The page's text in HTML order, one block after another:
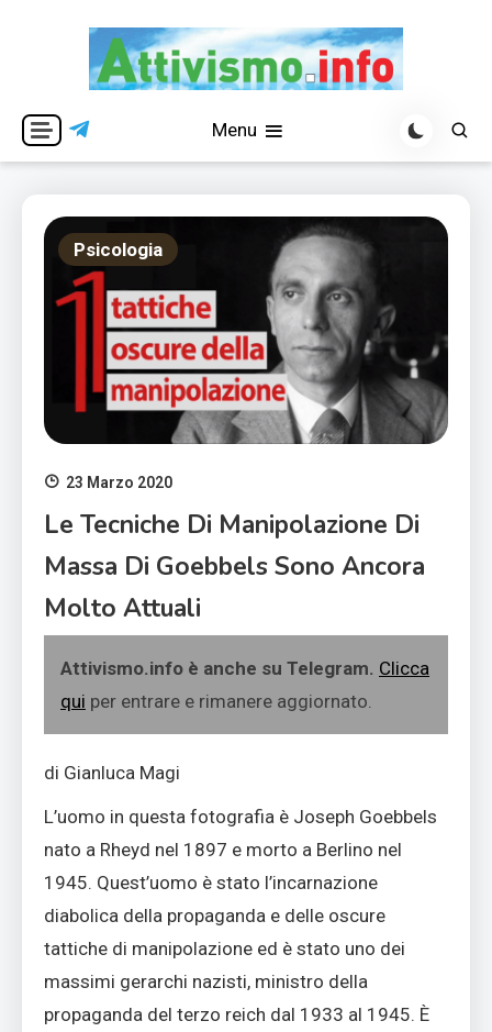
Attivismo.info
Menu
Psicologia
23 Marzo 2020
Le Tecniche Di Manipolazione Di
Massa Di Goebbels Sono Ancora
Molto Attuali
Attivismo.info è anche su Telegram. Clicca
qui per entrare e rimanere aggiornato.
di Gianluca Magi
L’uomo in questa fotografia è Joseph Goebbels
nato a Rheyd nel 1897 e morto a Berlino nel
1945. Quest’uomo è stato l’incarnazione
diabolica della propaganda e delle oscure
tattiche di manipolazione ed è stato uno dei
massimi gerarchi nazisti, ministro della
propaganda del terzo reich dal 1933 al 1945. È